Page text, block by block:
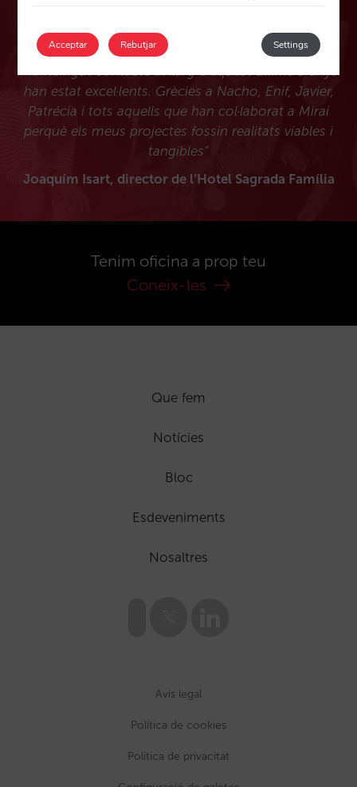
rotllo. El talant, la simpatia i, sobre tot, la
professionalitat de tot el personal amb el qual he
manteingut contacte al llarg d’aquest últims 9 anys
han estat excel·lents. Grècies a Nacho, Enif, Javier,
Patrécia i tots aquells que han col·laborat a Mirai
perquè els meus projectes fossin realitats viables i
tangibles”
Joaquím Isart, director de l’Hotel Sagrada Família
Tenim oficina a prop teu
Coneix-les
Que fem
Notícies
Bloc
Esdeveniments
Nosaltres
Avís legal
Política de cookies
Política de privacitat
Acceptar Settings
Rebutjar